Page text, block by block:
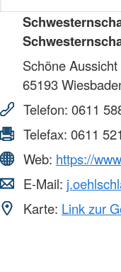
Schöne Aussicht
65193
Telefon: 0611
Telefax: 0611
Web: https://
E-Mail:
Karte: Link zur